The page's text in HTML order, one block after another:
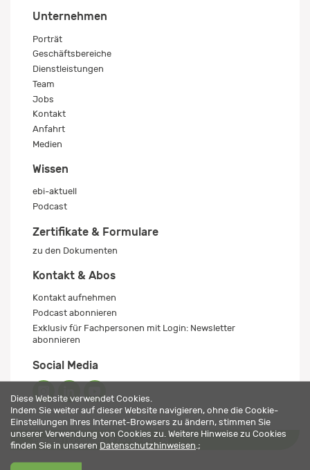
Unternehmen
Porträt
Geschäftsbereiche
Dienstleistungen
Team
Jobs
Kontakt
Anfahrt
Medien
Wissen
ebi-aktuell
Podcast
Zertifikate & Formulare
zu den Dokumenten
Kontakt & Abos
Kontakt aufnehmen
Podcast abonnieren
Exklusiv für Fachpersonen mit Login: Newsletter
abonnieren
Social Media
Datenschutz
Diese Website verwendet Cookies.
Indem Sie weiter auf dieser Website navigieren, ohne die Cookie-
Einstellungen Ihres Internet-Browsers zu ändern, stimmen Sie
unserer Verwendung von Cookies zu. Weitere Hinweise zu Cookies
finden Sie in unseren Datenschutzhinweisen .;